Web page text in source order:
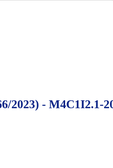
2023) - M4C1I2.1-